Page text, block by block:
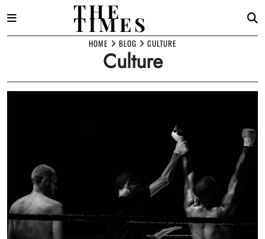
THE
TIMES
HOME BLOG CULTURE
Culture